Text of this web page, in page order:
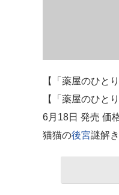
【「薬屋のひと
【「薬屋のひと
6月18日 発売 価
猫猫の後宮謎解